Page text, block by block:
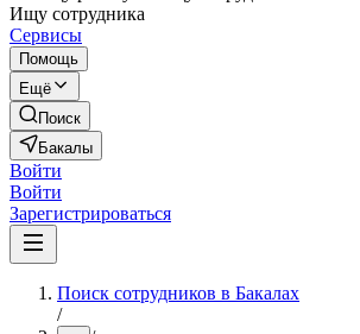
Ищу сотрудника
Сервисы
Помощь
Ещё
Поиск
Бакалы
Войти
Войти
Зарегистрироваться
Поиск сотрудников в Бакалах
/